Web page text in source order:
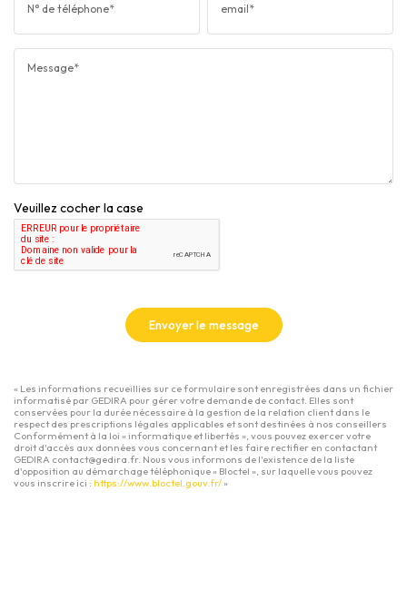
N° de téléphone* email*
Message*
Veuillez cocher la case
Envoyer le message
« Les informations recueillies sur ce formulaire sont enregistrées dans un fichier
informatisé par GEDIRA pour gérer votre demande de contact. Elles sont
conservées pour la durée nécessaire à la gestion de la relation client dans le
respect des prescriptions légales applicables et sont destinées à nos conseillers
Conformément à la loi « informatique et libertés », vous pouvez exercer votre
droit d'accès aux données vous concernant et les faire rectifier en contactant
GEDIRA contact@gedira.fr. Nous vous informons de l'existence de la liste
d'opposition au démarchage téléphonique « Bloctel », sur laquelle vous pouvez
vous inscrire ici : https://www.bloctel.gouv.fr/»